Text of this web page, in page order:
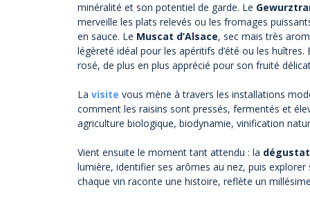
minéralité et son potentiel de garde. Le
merveille les plats relevés ou les fromages
en sauce. Le Muscat d’Alsace, sec mais très
légèreté idéal pour les apéritifs d’été ou les huîtres.
rosé, de plus en plus apprécié pour son fruité
La visite vous mène à travers les installations
comment les raisins sont pressés, fermentés et
agriculture biologique, biodynamie, vinification
Vient ensuite le moment tant attendu : la
lumière, identifier ses arômes au nez, puis
chaque vin raconte une histoire, reflète un